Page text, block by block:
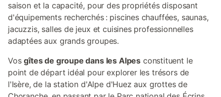
saison et la capacité, pour des propriétés disposant
d'équipements recherchés : piscines chauffées, saunas,
jacuzzis, salles de jeux et cuisines professionnelles
adaptées aux grands groupes.
Vosgîtes de groupe dans les Alpes constituent le
point de départ idéal pour explorer les trésors de
l'Isère, de la station d'Alpe d'Huez aux grottes de